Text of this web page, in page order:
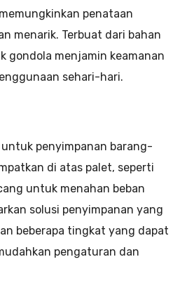
penataan
menarik. Terbuat dari bahan
gondola menjamin keamanan
sehari-hari.
penyimpanan barang-
di atas palet, seperti
untuk menahan beban
solusi penyimpanan yang
beberapa tingkat yang dapat
pengaturan dan